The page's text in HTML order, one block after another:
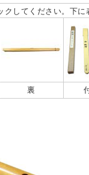
クしてください。下に
裏